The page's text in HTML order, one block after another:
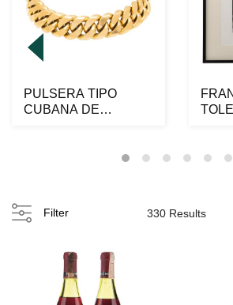
PULSERA TIPO
CUBANA DE
Filter 330 Results